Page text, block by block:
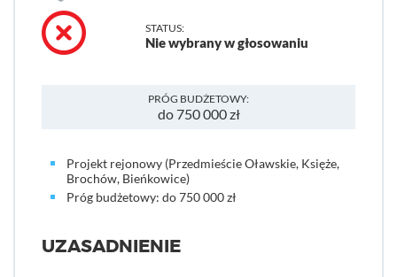
STATUS:
Nie wybrany w głosowaniu
PRÓG BUDŻETOWY:
do 750 000 zł
Projekt rejonowy (Przedmieście Oławskie, Księże,
Brochów, Bieńkowice)
Próg budżetowy: do 750 000 zł
UZASADNIENIE